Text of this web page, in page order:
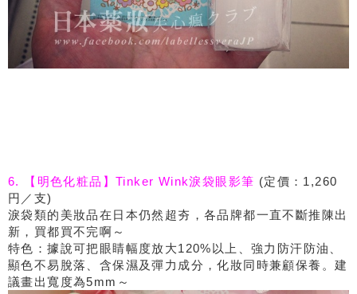
6. 【明色化粧品】Tinker Wink淚袋眼影筆 (定價：1,260
円／支)
淚袋類的美妝品在日本仍然超夯，各品牌都一直不斷推陳出
新，買都買不完啊～
特色：據說可把眼睛幅度放大120%以上、強力防汗防油、
顯色不易脫落、含保濕及彈力成分，化妝同時兼顧保養。建
議畫出寬度為5mm～